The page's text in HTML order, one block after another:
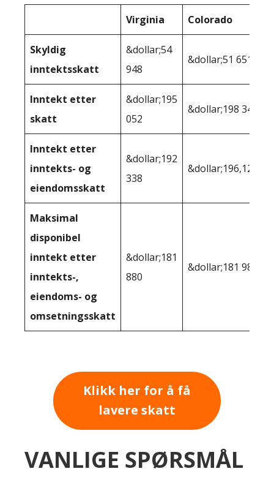
Virginia Colorado
Skyldig
inntektsskatt
&dollar;54
948
&dollar;51 651
Inntekt etter
skatt
&dollar;195
052
&dollar;198 349
Inntekt etter
inntekts- og
eiendomsskatt
&dollar;192
338
&dollar;196,128
Maksimal
disponibel
inntekt etter
inntekts-,
eiendoms- og
omsetningsskatt
&dollar;181
880
&dollar;181 987
Klikk her for å få
lavere skatt
VANLIGE SPØRSMÅL